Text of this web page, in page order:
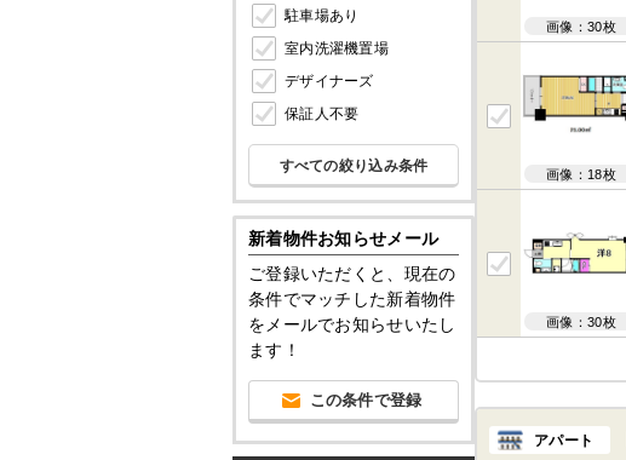
駐車場あり
室内洗濯機置場
デザイナーズ
保証人不要
すべての絞り込み条件
新着物件お知らせメール
ご登録いただくと、現在の
条件でマッチした新着物件
をメールでお知らせいたし
ます！
この条件で登録
画像：30枚
画像：18枚
画像：30枚
アパート